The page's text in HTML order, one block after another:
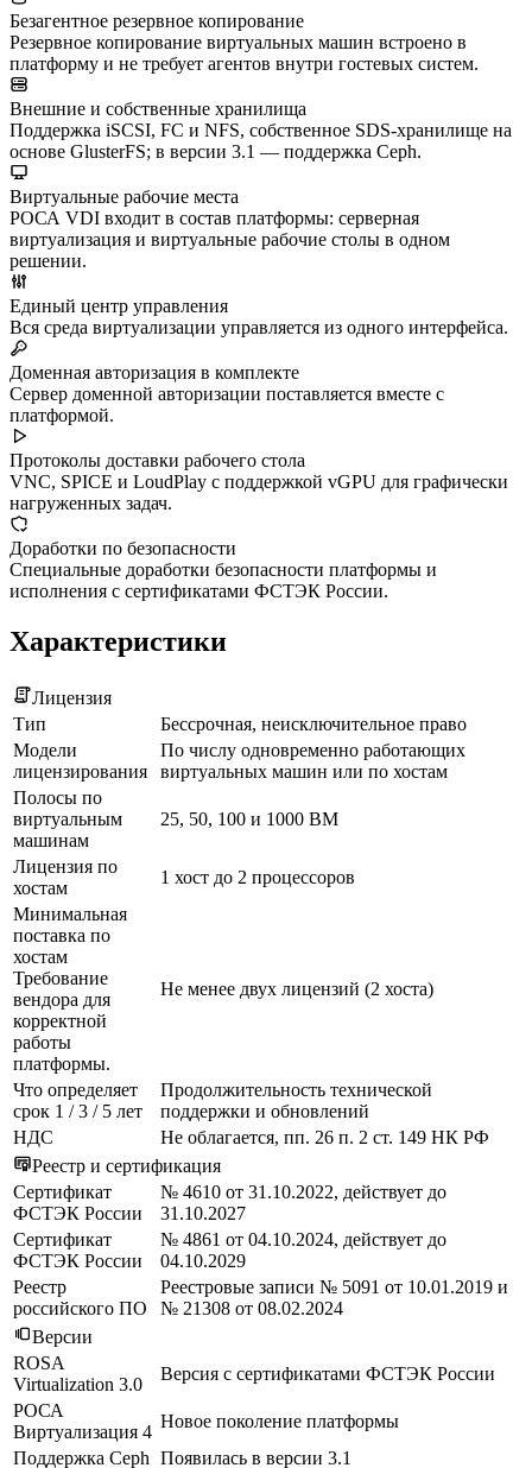
Безагентное резервное копирование
Резервное копирование виртуальных машин встроено в
платформу и не требует агентов внутри гостевых систем.
Внешние и собственные хранилища
Поддержка iSCSI, FC и NFS, собственное SDS-хранилище на
основе GlusterFS; в версии 3.1 — поддержка Ceph.
Виртуальные рабочие места
РОСА VDI входит в состав платформы: серверная
виртуализация и виртуальные рабочие столы в одном
решении.
Единый центр управления
Вся среда виртуализации управляется из одного интерфейса.
Доменная авторизация в комплекте
Сервер доменной авторизации поставляется вместе с
платформой.
Протоколы доставки рабочего стола
VNC, SPICE и LoudPlay с поддержкой vGPU для графически
нагруженных задач.
Доработки по безопасности
Специальные доработки безопасности платформы и
исполнения с сертификатами ФСТЭК России.
Характеристики
Лицензия
Тип
Бессрочная, неисключительное право
Модели
лицензирования
По числу одновременно работающих
виртуальных машин или по хостам
Полосы по
виртуальным
машинам
25, 50, 100 и 1000 ВМ
Лицензия по
хостам
1 хост до 2 процессоров
Минимальная
поставка по
хостам
Требование
вендора для
корректной
работы
платформы.
Не менее двух лицензий (2 хоста)
Что определяет
срок 1 / 3 / 5 лет
Продолжительность технической
поддержки и обновлений
НДС
Не облагается, пп. 26 п. 2 ст. 149 НК РФ
Реестр и сертификация
Сертификат
ФСТЭК России
№ 4610 от 31.10.2022, действует до
31.10.2027
Сертификат
ФСТЭК России
№ 4861 от 04.10.2024, действует до
04.10.2029
Реестр
российского ПО
Реестровые записи № 5091 от 10.01.2019 и
№ 21308 от 08.02.2024
Версии
ROSA
Virtualization 3.0
Версия с сертификатами ФСТЭК России
РОСА
Виртуализация 4
Новое поколение платформы
Поддержка Ceph Появилась в версии 3.1